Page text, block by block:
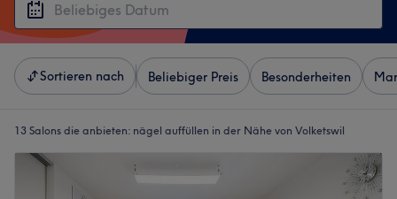
Sortieren nach Beliebiger Preis Besonderheiten
13 Salons die anbieten: nägel auffüllen in der Nähe von Volketswil